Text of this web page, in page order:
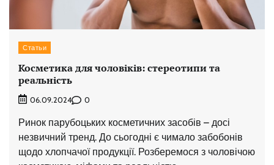
Статьи
Косметика для чоловіків: стереотипи та
реальність
06.09.2024 0
Ринок парубоцьких косметичних засобів – досі
незвичний тренд. До сьогодні є чимало забобонів
щодо хлопчачої продукції. Розберемося з чоловічою